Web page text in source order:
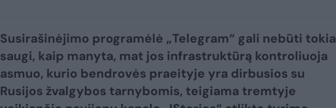
Susirašinėjimo programėlė „Telegram“ gali nebūti tokia
saugi, kaip manyta, mat jos infrastruktūrą kontroliuoja
asmuo, kurio bendrovės praeityje yra dirbusios su
Rusijos žvalgybos tarnybomis, teigiama tremtyje